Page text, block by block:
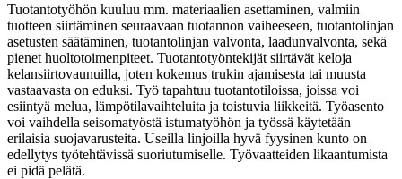
Tuotantotyöhön kuuluu mm. materiaalien asettaminen, valmiin
tuotteen siirtäminen seuraavaan tuotannon vaiheeseen, tuotantolinjan
asetusten säätäminen, tuotantolinjan valvonta, laadunvalvonta, sekä
pienet huoltotoimenpiteet. Tuotantotyöntekijät siirtävät keloja
kelansiirtovaunuilla, joten kokemus trukin ajamisesta tai muusta
vastaavasta on eduksi. Työ tapahtuu tuotantotiloissa, joissa voi
esiintyä melua, lämpötilavaihteluita ja toistuvia liikkeitä. Työasento
voi vaihdella seisomatyöstä istumatyöhön ja työssä käytetään
erilaisia suojavarusteita. Useilla linjoilla hyvä fyysinen kunto on
edellytys työtehtävissä suoriutumiselle. Työvaatteiden likaantumista
ei pidä pelätä.